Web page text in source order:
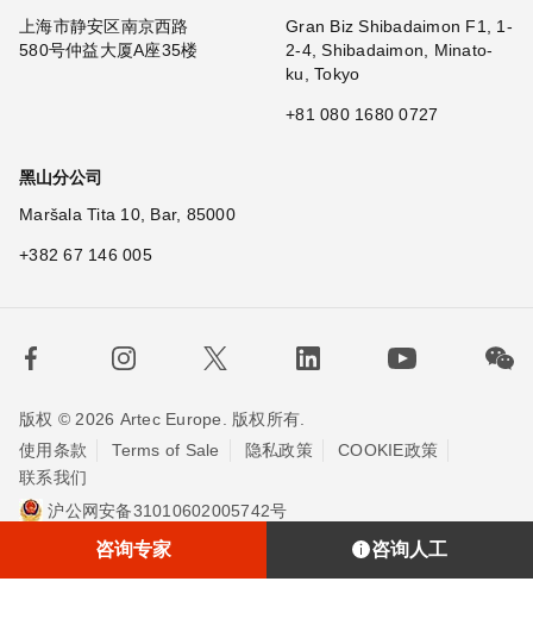
咨询人工
上海市静安区南京西路
580号仲益大厦A座35楼
Gran Biz Shibadaimon F1, 1-
2-4, Shibadaimon, Minato-
ku, Tokyo
+81 080 1680 0727
黑山分公司
Maršala Tita 10, Bar, 85000
+382 67 146 005
版权 © 2026 Artec Europe. 版权所有.
使用条款
Terms of Sale 隐私政策
COOKIE政策
联系我们
沪公网安备31010602005742号
埃太科™（上海）贸易有限责任公司
沪ICP备20013748号-2
咨询专家